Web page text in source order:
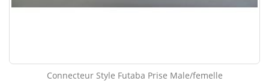
Connecteur Style Futaba Prise Male/femelle